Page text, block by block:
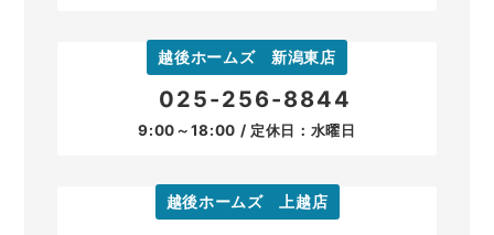
越後ホームズ 新潟東店
025-256-8844
9:00～18:00 / 定休日：水曜日
越後ホームズ 上越店